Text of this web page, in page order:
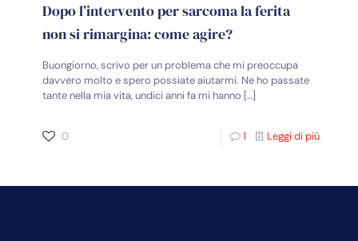
Dopo l’intervento per sarcoma la ferita
non si rimargina: come agire?
Buongiorno, scrivo per un problema che mi preoccupa
davvero molto e spero possiate aiutarmi. Ne ho passate
tante nella mia vita, undici anni fa mi hanno […]
0 1 Leggi di più